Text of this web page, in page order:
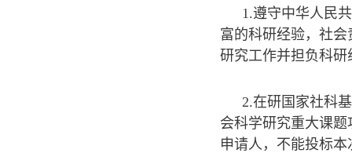
1.遵守中华人民
富的科研经验，社
研究工作并担负科
2.在研国家社科
会科学研究重大课
申请人，不能投标